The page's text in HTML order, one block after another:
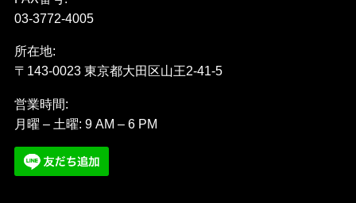
03-3772-4005
所在地:
〒143-0023 東京都大田区山王2-41-5
営業時間:
月曜 – 土曜: 9 AM – 6 PM